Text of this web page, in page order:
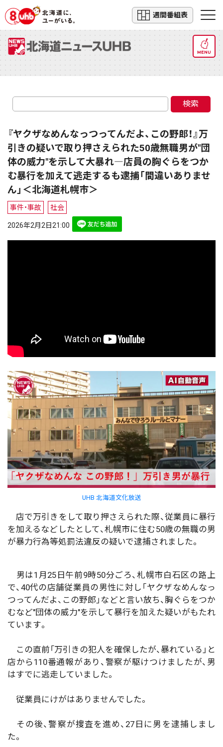
週間番組表
MENU
検索
『ヤクザなめんなっつってんだよ、この野郎！』万
引きの疑いで取り押さえられた50歳無職男が"団
体の威力"を示して大暴れ―店員の胸ぐらをつか
む暴行を加えて逃走するも逮捕「間違いありませ
ん」＜北海道札幌市＞
事件・事故 社会
2026年2月2日21:00
UHB 北海道文化放送
店で万引きをして取り押さえられた際、従業員に暴行
を加えるなどしたとして、札幌市に住む50歳の無職の男
が暴力行為等処罰法違反の疑いで逮捕されました。
男は1月25日午前9時50分ごろ、札幌市白石区の路上
で、40代の店舗従業員の男性に対し「ヤクザなめんなっ
つってんだよ、この野郎」などと言い放ち、胸ぐらをつか
むなど"団体の威力"を示して暴行を加えた疑いがもたれ
ています。
この直前「万引きの犯人を確保したが、暴れている」と
店から110番通報があり、警察が駆けつけましたが、男
はすでに逃走していました。
従業員にけがはありませんでした。
その後、警察が捜査を進め、27日に男を逮捕しまし
た。